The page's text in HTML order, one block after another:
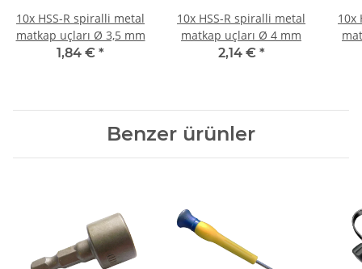
10x HSS-R spiralli metal
matkap uçları Ø 3,5 mm
1,84 € *
10x HSS-R spiralli metal
matkap uçları Ø 4 mm
2,14 € *
10x
Benzer ürünler